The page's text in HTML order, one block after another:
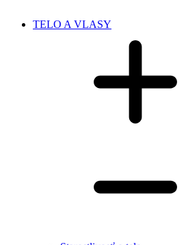
TELO A VLASY